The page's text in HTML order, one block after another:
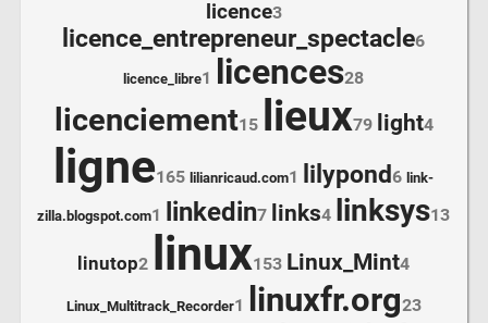
licence3
licence_entrepreneur_spectacle6
licence_libre1 licences28
licenciement15 lieux79 light4
ligne165 lilianricaud.com1 lilypond6 link-
zilla.blogspot.com1 linkedin7 links4 linksys13
linutop2 linux153 Linux_Mint4
Linux_Multitrack_Recorder1 linuxfr.org23